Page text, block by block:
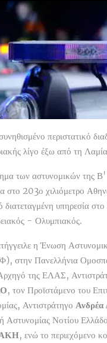
περιστατικό
λίγο έξω από τη
των αστυνομικών της
στο 203ο χιλιόμετρο
διατεταγμένη υπηρεσία
- Ολυμπιακός.
η Ένωση
στην Πανελλήνια
της ΕΛΑΣ,
, τον Προϊστάμενο του
Αντιστράτηγο
Αστυνομίας Νοτίου
, ενώ το περιεχόμενο